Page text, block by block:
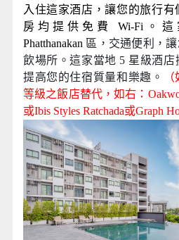
入住這家酒店，讓您的旅行
房均提供免費 Wi-Fi。
Phatthanakan 區，交通便利，
飲場所。這家當地 5 星級酒
提高您的住宿質量和樂趣。
等級之飯店替代，如右：
或Ibis Styles Ratchada或Graph